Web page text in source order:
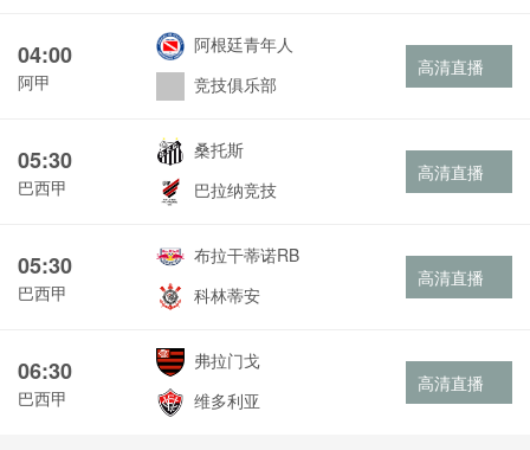
04:00
阿甲
阿根廷青年人
竞技俱乐部
高清直播
05:30
巴西甲
桑托斯
巴拉纳竞技
高清直播
05:30
巴西甲
布拉干蒂诺RB
科林蒂安
高清直播
06:30
巴西甲
弗拉门戈
维多利亚
高清直播